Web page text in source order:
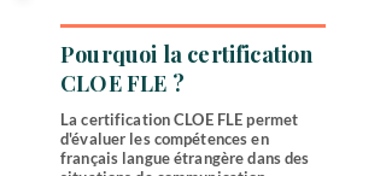
Pourquoi la certification
CLOE FLE ?
La certification CLOE FLE permet
d'évaluer les compétences en
français langue étrangère dans des